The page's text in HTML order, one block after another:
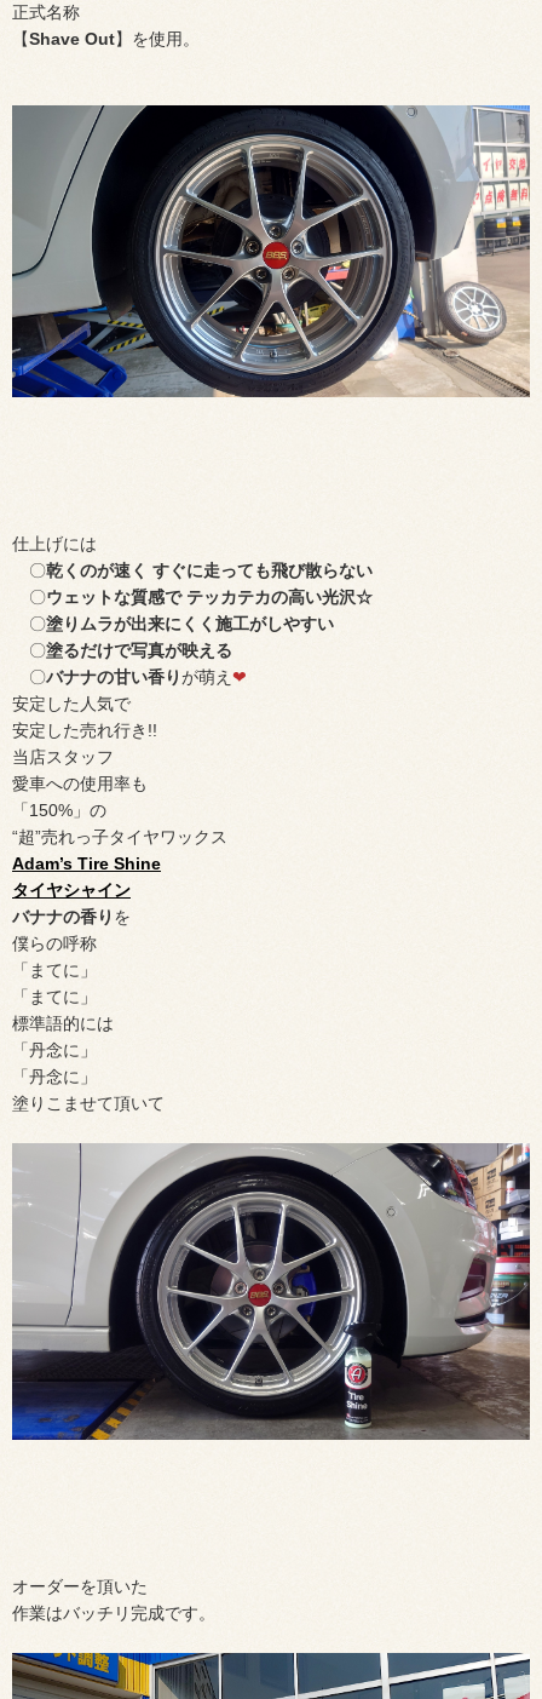
正式名称
【Shave Out】を使用。
仕上げには
〇乾くのが速く すぐに走っても飛び散らない
〇ウェットな質感で テッカテカの高い光沢☆
〇塗りムラが出来にくく施工がしやすい
〇塗るだけで写真が映える
〇バナナの甘い香りが萌え ❤
安定した人気で
安定した売れ行き!!
当店スタッフ
愛車への使用率も
「150%」の
“超”売れっ子タイヤワックス
Adam’s Tire Shine
タイヤシャイン
バナナの香り を
僕らの呼称
「まてに」
「まてに」
標準語的には
「丹念に」
「丹念に」
塗りこませて頂いて
オーダーを頂いた
作業はバッチリ完成です。